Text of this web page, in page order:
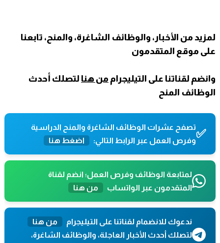
لمزيد من الأخبار، والوظائف الشاغرة، والمنح، تابعنا
على موقع المتقدمون
وانضم لقناتنا على التيليجرام من هنا لتصلك أحدث
الوظائف المنح
✅تصفح عشرات الوظائف الشاغرة والمنح الدراسية
وفرص العمل عبر الرابط التالي:
اضغط هنا
لمتابعة الوظائف وفرص العمل؛ انضم لقناة
المتقدمون عبر الواتساب
من هنا
ندعوك للانضمام لقناتنا على التيليجرام
من هنا
لتصلك أحدث الأخبار العاجلة، والوظائف الشاغرة،